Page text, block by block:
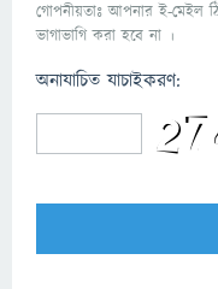
গোপনীয়তাঃ আপনার ই-মেইল
ভাগাভাগি করা হবে না ।
অনাযাচিত যাচাইকরণ: